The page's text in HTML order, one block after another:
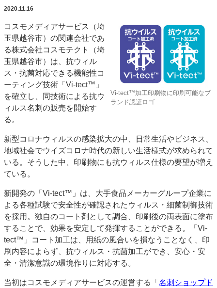
SDGs・地域
ポストプレス ビジネス イベント 信用情報
業界
市場・統計
人事・移転・異動・訃報
特集記事カテゴリー一覧
2022 見える化・MIS特集
特集・デジタル印刷 アイデアで勝負！ ～多様なビジネス・多彩な商材～
JAPAN PACK 2023 特集
中古印刷機・製本機特集
特集・デジタル印刷 ～ 新成長軌道を描く
案内
発刊案内
JFPI印刷用語集 印刷機材年鑑
運営
会社案内
購読・購入申し込み
サイトポリシー
お問い合わせ
2020.11.16
Vi-tect™加工印刷物に印刷可能なブ
ランド認証ロゴ
コスモメディアサービス（埼
玉県越谷市）の関連会社であ
る株式会社コスモテクト（埼
玉県越谷市）は、抗ウィル
ス・抗菌対応できる機能性コ
ーティング技術「Vi-tect™」
を確立し、同技術による抗ウ
ィルス名刺の販売を開始す
る。
新型コロナウィルスの感染拡大の中、日常生活やビジネス、
地域社会でウイズコロナ時代の新しい生活様式が求められて
いる。そうした中、印刷物にも抗ウィルス仕様の要望が増え
ている。
新開発の「Vi-tect™」は、大手食品メーカーグループ企業に
よる各種試験で安全性が確認されたウィルス・細菌制御技術
を採用。独自のコート剤として調合、印刷後の両表面に塗布
することで、効果を安定して発揮することができる。「Vi-
tect™」コート加工は、用紙の風合いを損なうことなく、印
刷内容によらず、抗ウィルス・抗菌加工ができ、安心・安
全・清潔意識の環境作りに対応する。
当初はコスモメディアサービスの運営する「 名刺ショップド